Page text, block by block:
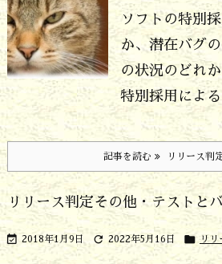
ソフトの特別
か、潜在バグ
の状況のどれ
特別採用によ
記事を読む リリース判
リリース判定その他・テストと
 2018年1月9日  2022年5月16日  リリ